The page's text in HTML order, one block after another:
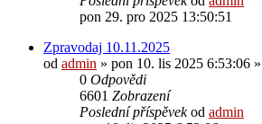
pon 29. pro 2025 13:50:51
Zpravodaj 10.11.2025
od admin » pon 10. lis 2025 6:53:06
0 Odpovědi
6601 Zobrazení
Poslední příspěvekod admin